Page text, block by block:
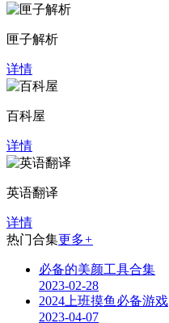
匣子解析
详情
百科屋
详情
英语翻译
详情
热门合集更多+
必备的美颜工具合集
2023-02-28
2024上班摸鱼必备游戏
2023-04-07